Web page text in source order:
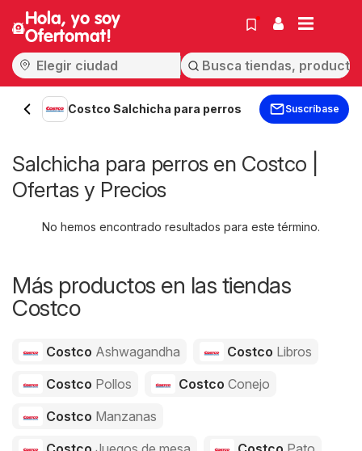
Hola, yo soy
Ofertomat!
Costco Salchicha para perros Suscríbase
Salchicha para perros en Costco |
Ofertas y Precios
No hemos encontrado resultados para este término.
Más productos en las tiendas
Costco
Costco Ashwagandha Costco Libros
Costco Pollos Costco Conejo
Costco Manzanas